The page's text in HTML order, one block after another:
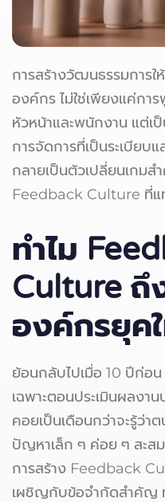
การสร้างวัฒนธรรมการใ
องค์กร ไม่ใช่เพียงแค่กา
หัวหน้าและพนักงาน แต่เ
การจัดการที่เป็นระเบียบ
กลายเป็นตัวเปลี่ยนเกม
Feedback Culture ที่แ
ทำไม
Culture ถึ
องค์กรยุค
ย้อนกลับไปเมื่อ 10 ปีก่อ
เฉพาะตอนประเมินผลงา
คอยเป็นเดือนกว่าจะรู้ว่าต
ปัญหาเล็ก ๆ ค่อย ๆ สะส
การสร้าง Feedback
เผชิญกับข้อจำกัดสำคัญ